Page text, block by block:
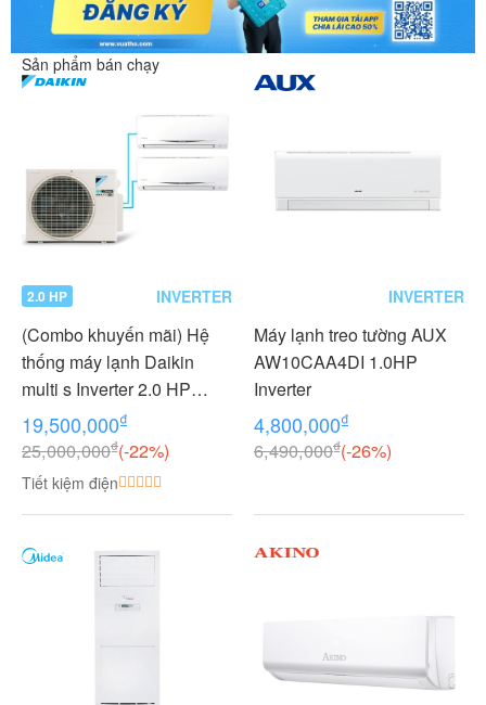
Sản phẩm bán chạy
2.0 HP INVERTER
(Combo khuyến mãi) Hệ
thống máy lạnh Daikin
multi s Inverter 2.0 HP
(2HP Ngựa) - 1 dàn nóng 2
dàn lạnh (1.0 + 1.0 HP (1
Ngựa) MKC50RVMV-
CTKC25RVMV+CTKC25R
19,500,000₫
25,000,000₫(-22%)
Tiết kiệm điện
INVERTER
Máy lạnh treo tường AUX
AW10CAA4DI 1.0HP
Inverter
4,800,000₫
6,490,000₫(-26%)